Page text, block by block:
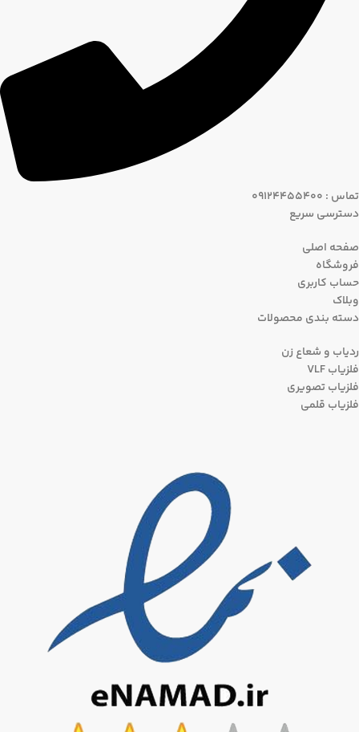
تماس : 09124455400
دسترسی سریع
صفحه اصلی
فروشگاه
حساب کاربری
وبلاک
دسته بندی محصولات
ردیاب و شعاع زن
فلزیاب VLF
فلزیاب تصویری
فلزیاب قلمی